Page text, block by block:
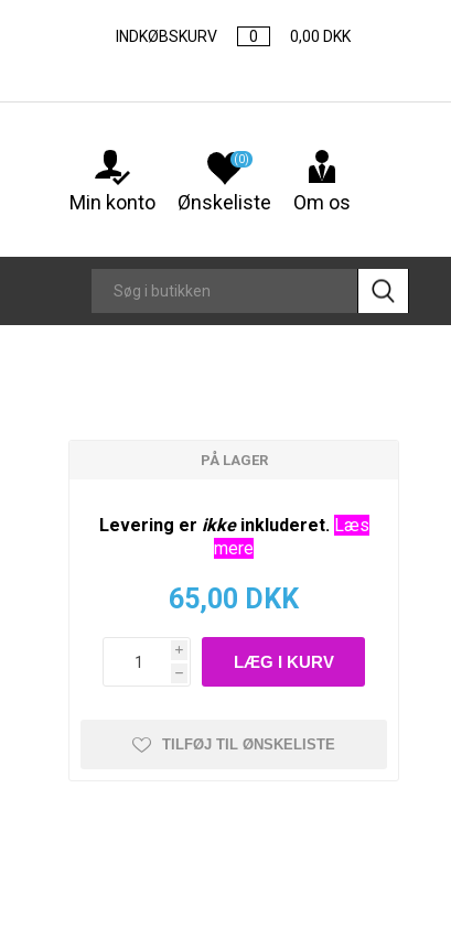
INDKØBSKURV 0 0,00 DKK
Min konto Ønskeliste
(0)
Om os
PÅ LAGER
Levering er ikkeinkluderet. Læs
mere
65,00 DKK
i
h
TILFØJ TIL ØNSKELISTE